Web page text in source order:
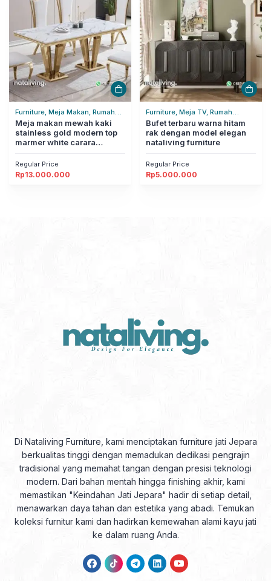
Furniture, Meja Makan, Rumah
Tangga
Meja makan mewah kaki
stainless gold modern top
marmer white carara
Regular Price
Rp13.000.000
Furniture, Meja TV, Rumah
Tangga
Bufet terbaru warna hitam
rak dengan model elegan
nataliving furniture
Regular Price
Rp5.000.000
Di Nataliving Furniture, kami menciptakan furniture jati Jepara
berkualitas tinggi dengan memadukan dedikasi pengrajin
tradisional yang memahat tangan dengan presisi teknologi
modern. Dari bahan mentah hingga finishing akhir, kami
memastikan "Keindahan Jati Jepara" hadir di setiap detail,
menawarkan daya tahan dan estetika yang abadi. Temukan
koleksi furnitur kami dan hadirkan kemewahan alami kayu jati
ke dalam ruang Anda.